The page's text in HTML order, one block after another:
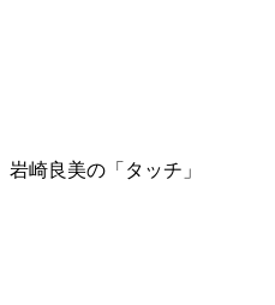
岩崎良美の「タッチ」